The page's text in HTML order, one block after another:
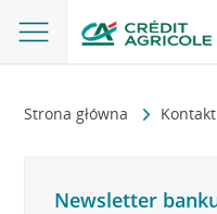
Strona główna
Newsletter